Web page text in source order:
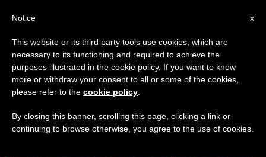
DICASTERI
x
Notice
This website or its third party tools use cookies, which are
necessary to its functioning and required to achieve the
purposes illustrated in the cookie policy. If you want to know
more or withdraw your consent to all or some of the cookies,
please refer to the cookie policy
By closing this banner, scrolling this page, clicking a link or
continuing to browse otherwise, you agree to the use of cookies.